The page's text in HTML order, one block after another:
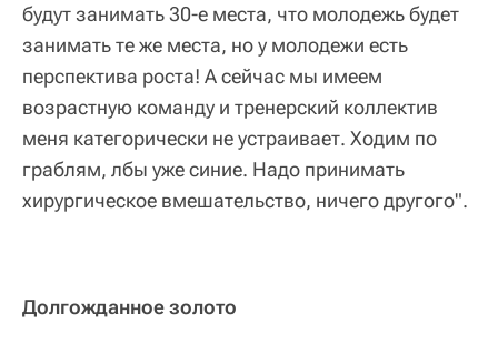
будут занимать 30-е места, что молодежь будет
занимать те же места, но у молодежи есть
перспектива роста! А сейчас мы имеем
возрастную команду и тренерский коллектив
меня категорически не устраивает. Ходим по
граблям, лбы уже синие. Надо принимать
хирургическое вмешательство, ничего другого".
Долгожданное золото